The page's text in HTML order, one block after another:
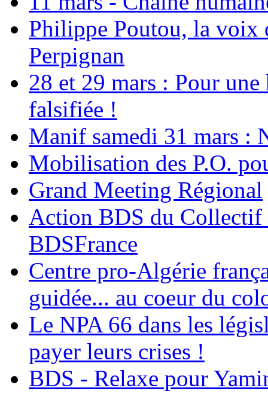
Philippe Poutou, la voix
Perpignan
28 et 29 mars : Pour
falsifiée !
Manif samedi 31 mars :
Mobilisation des P.O.
Grand Meeting Régional
Action BDS du Collectif
BDSFrance
Centre pro-Algérie
guidée... au coeur du
Le NPA 66 dans les
payer leurs crises !
BDS - Relaxe pour